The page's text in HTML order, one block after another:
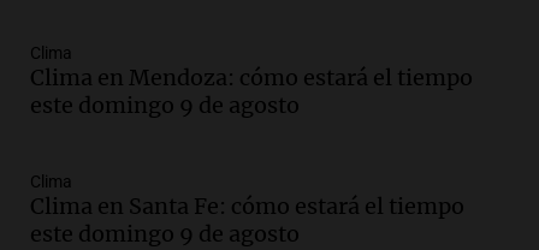
Episodios
Audio.El orgullo y el sueño argentino de
Una mañana para todos
Episodios
Clima
Clima en Mendoza: cómo estará el tiempo
este domingo 9 de agosto
Clima
Clima en Santa Fe: cómo estará el tiempo
este domingo 9 de agosto